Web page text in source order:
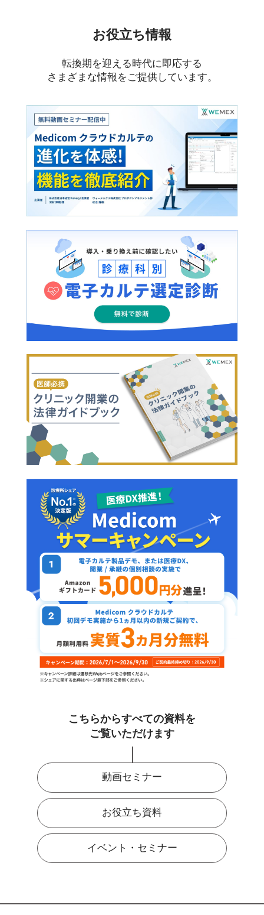
お役立ち情報
転換期を迎える時代に即応する
さまざまな情報をご提供しています。
こちらからすべての資料を
ご覧いただけます
動画セミナー
お役立ち資料
イベント・セミナー